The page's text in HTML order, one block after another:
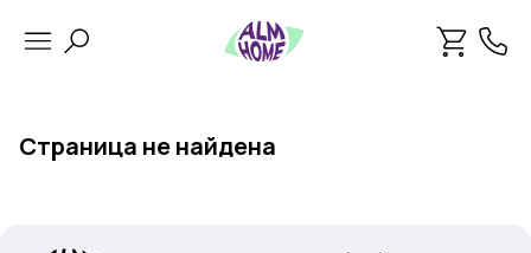
Страница не найдена